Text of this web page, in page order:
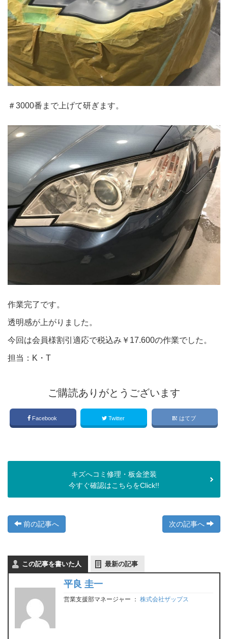
＃3000番まで上げて研ぎます。
作業完了です。
透明感が上がりました。
今回は会員様割引適応で税込み￥17.600の作業でした。
担当：K・T
ご購読ありがとうございます
Facebook Twitter はてブ
キズへコミ修理・板金塗装
今すぐ確認はこちらをClick!!
前の記事へ 次の記事へ
この記事を書いた人 最新の記事
平良 圭一
営業支援部マネージャー ： 株式会社ザップス